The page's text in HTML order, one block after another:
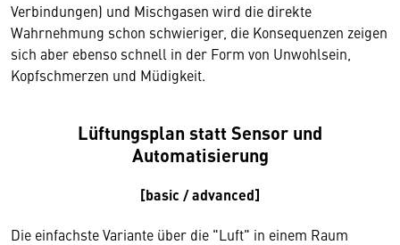
Verbindungen) und Mischgasen wird die direkte
Wahrnehmung schon schwieriger, die Konsequenzen zeigen
sich aber ebenso schnell in der Form von Unwohlsein,
Kopfschmerzen und Müdigkeit.
Lüftungsplan statt Sensor und
Automatisierung
[basic / advanced]
Die einfachste Variante über die "Luft" in einem Raum